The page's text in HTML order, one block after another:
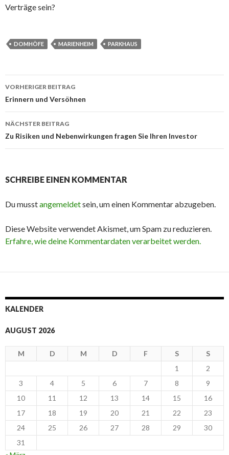
Verträge sein?
DOMHÖFE MARIENHEIM PARKHAUS
Beitrags-
Navigation
VORHERIGER BEITRAG
Erinnern und Versöhnen
NÄCHSTER BEITRAG
Zu Risiken und Nebenwirkungen fragen Sie Ihren Investor
SCHREIBE EINEN KOMMENTAR
Du musstangemeldetsein, um einen Kommentar abzugeben.
Diese Website verwendet Akismet, um Spam zu reduzieren.
Erfahre, wie deine Kommentardaten verarbeitet werden.
KALENDER
AUGUST 2026
M D M D F S
S
1
2
3
4 5 6 7 8
9
10
11 12 13 14 15
16
17
18 19 20 21 22
23
24
25 26 27 28 29
30
31